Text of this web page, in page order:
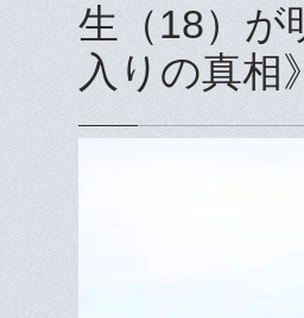
生（18）が
入りの真相》